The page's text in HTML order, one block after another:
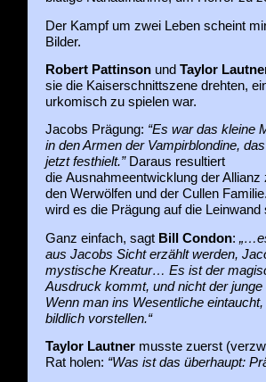
Der Kampf um zwei Leben scheint
Bilder.
Robert Pattinsonund Taylor
sie die Kaiserschnittszene drehten,
urkomisch zu spielen war.
Jacobs Prägung: “Es war das kleine
in den Armen der Vampirblondine,
jetzt festhielt.”Daraus resultiert
die Ausnahmeentwicklung der Allianz
den Werwölfen und der Cullen
wird es die Prägung auf die Leinwand
Ganz einfach, sagt Bill Condon:
aus Jacobs Sicht erzählt werden,
mystische Kreatur… Es ist der
Ausdruck kommt, und nicht der
Wenn man ins Wesentliche
bildlich vorstellen.“
Taylor Lautnermusste zuerst
Rat holen: “Was ist das überhaupt: